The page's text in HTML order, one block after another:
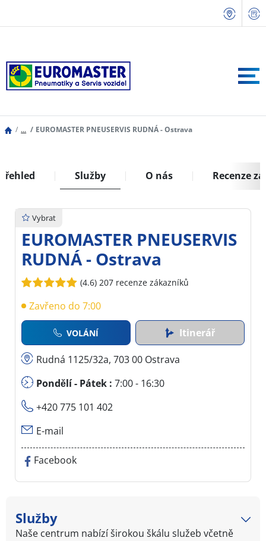
... EUROMASTER PNEUSERVIS RUDNÁ - Ostrava
Přehled Služby O nás Recenze
Vybrat
EUROMASTER PNEUSERVIS
RUDNÁ - Ostrava
(4.6) 207 recenze zákazníků
Zavřeno do 7:00
VOLÁNÍ Itinerář
Rudná 1125/32a, 703 00 Ostrava
Pondělí - Pátek : 7:00 - 16:30
+420 775 101 402
E-mail
Facebook
Služby
Naše centrum nabízí širokou škálu služeb včetně